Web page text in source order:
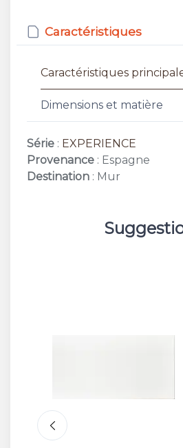
Caractéristiques
Caractéristiques
Dimensions et matière
Série : EXPERIENCE
Provenance : Espagne
Destination : Mur